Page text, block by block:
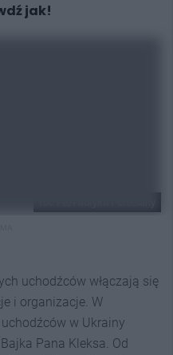
jak!
uchodźców włączają się
i organizacje. W
w Ukrainy
Pana Kleksa. Od